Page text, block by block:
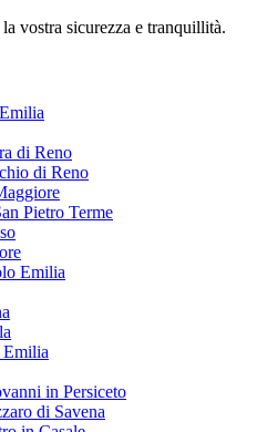
la vostra sicurezza e tranquillità.
di Reno
di Reno
Pietro Terme
Emilia
Emilia
in Persiceto
di Savena